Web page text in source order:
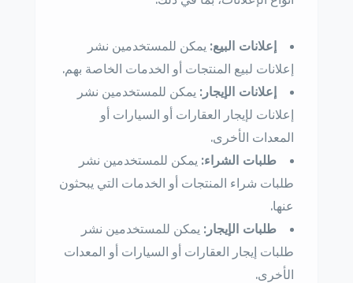
إعلانات البيع: يمكن للمستخدمين نشر
إعلانات لبيع المنتجات أو الخدمات الخاصة بهم.
إعلانات الإيجار: يمكن للمستخدمين نشر
إعلانات لإيجار العقارات أو السيارات أو
المعدات الأخرى.
طلبات الشراء: يمكن للمستخدمين نشر
طلبات شراء المنتجات أو الخدمات التي يبحثون
عنها.
طلبات الإيجار: يمكن للمستخدمين نشر
طلبات إيجار العقارات أو السيارات أو المعدات
الأخرى.